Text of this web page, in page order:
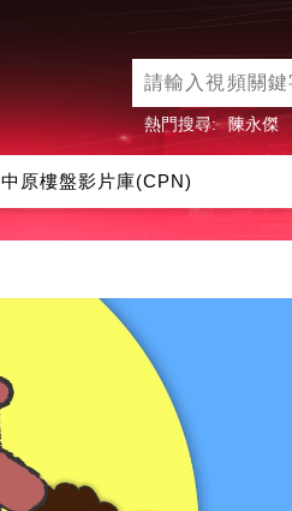
熱門搜尋: 陳永傑
中原樓盤影片庫(CPN)